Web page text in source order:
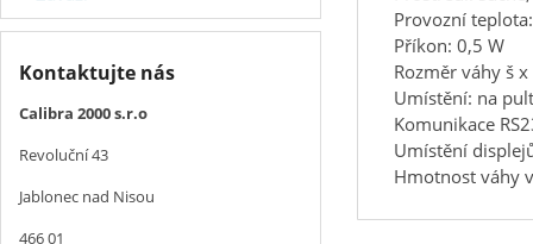
Provozní teplota:
Příkon: 0,5 W
Rozměr váhy š
Umístění: na
Komunikace
Umístění
Hmotnost váhy
Kontaktujte nás
Calibra 2000 s.r.o
Revoluční 43
Jablonec nad Nisou
466 01